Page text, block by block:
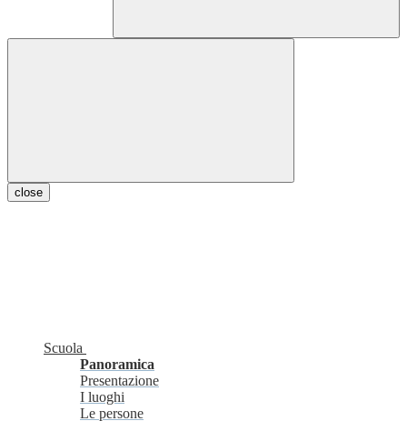
close
Scuola
Panoramica
Presentazione
I luoghi
Le persone